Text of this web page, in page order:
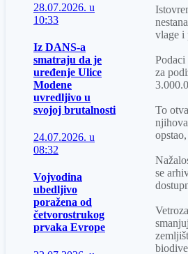
28.07.2026. u
10:33
Iz DANS-a
smatraju da je
uređenje Ulice
Modene
uvredljivo u
svojoj brutalnosti
24.07.2026. u
08:32
Vojvodina
ubedljivo
poražena od
četvorostrukog
prvaka Evrope
vlage i
za
To
se